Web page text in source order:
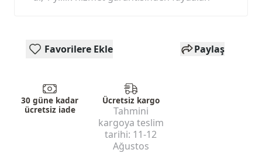
Favorilere Ekle Paylaş
30 güne kadar
ücretsiz iade
Ücretsiz kargo
Tahmini
kargoya teslim
tarihi: 11-12
Ağustos